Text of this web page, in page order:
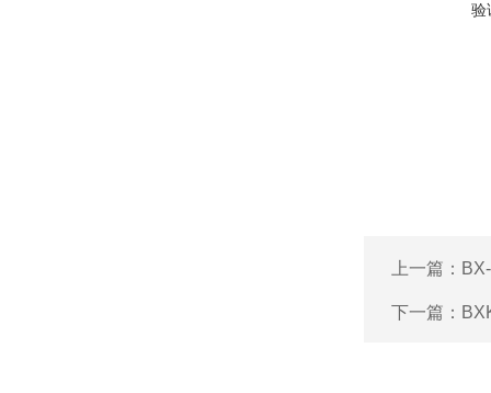
验
上一篇：
下一篇：